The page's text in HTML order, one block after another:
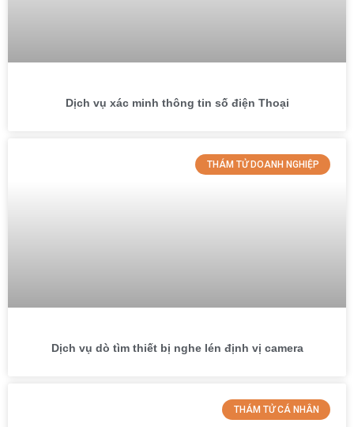
Dịch vụ xác minh thông tin số điện Thoại
THÁM TỬ DOANH NGHIỆP
Dịch vụ dò tìm thiết bị nghe lén định vị camera
THÁM TỬ CÁ NHÂN